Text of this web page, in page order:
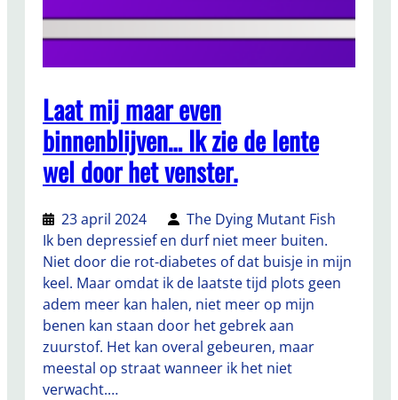
Laat mij maar even
binnenblijven… Ik zie de lente
wel door het venster.
23 april 2024
The Dying Mutant Fish
Ik ben depressief en durf niet meer buiten.
Niet door die rot-diabetes of dat buisje in mijn
keel. Maar omdat ik de laatste tijd plots geen
adem meer kan halen, niet meer op mijn
benen kan staan door het gebrek aan
zuurstof. Het kan overal gebeuren, maar
meestal op straat wanneer ik het niet
verwacht.…